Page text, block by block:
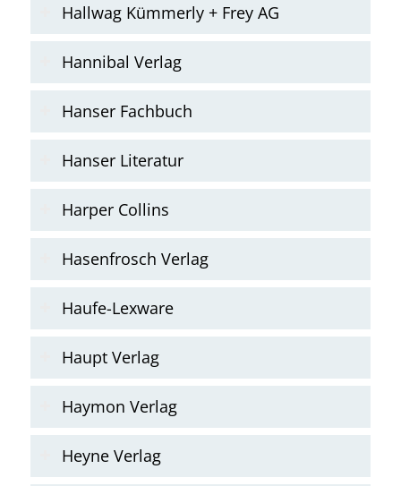
Hallwag Kümmerly + Frey AG
Hannibal Verlag
Hanser Fachbuch
Hanser Literatur
Harper Collins
Hasenfrosch Verlag
Haufe-Lexware
Haupt Verlag
Haymon Verlag
Heyne Verlag